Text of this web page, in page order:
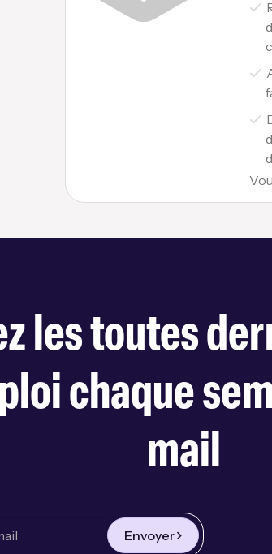
les toutes
chaque
mail
Envoyer